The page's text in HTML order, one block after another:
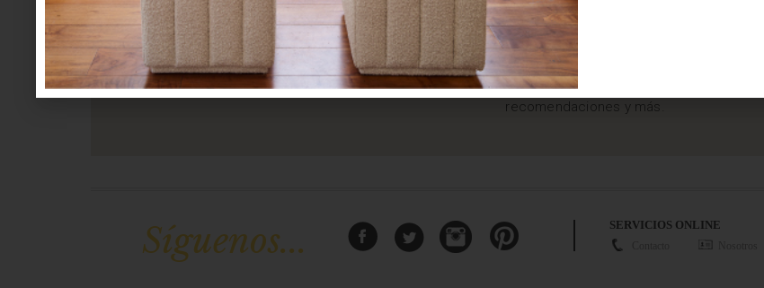
¿BUSCAS MÁS
INSPIRACIÓN?
Suscríbete y recibe tips, promociones, ideas, tendencias,
recomendaciones y más.
Síguenos... SERVICIOS ONLINE